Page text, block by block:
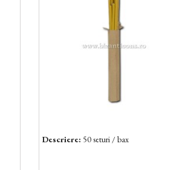
Descriere: 50 seturi / bax